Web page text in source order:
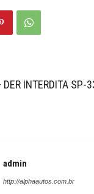
INTERDITA SP-
admin
http://alphaautos.com.br